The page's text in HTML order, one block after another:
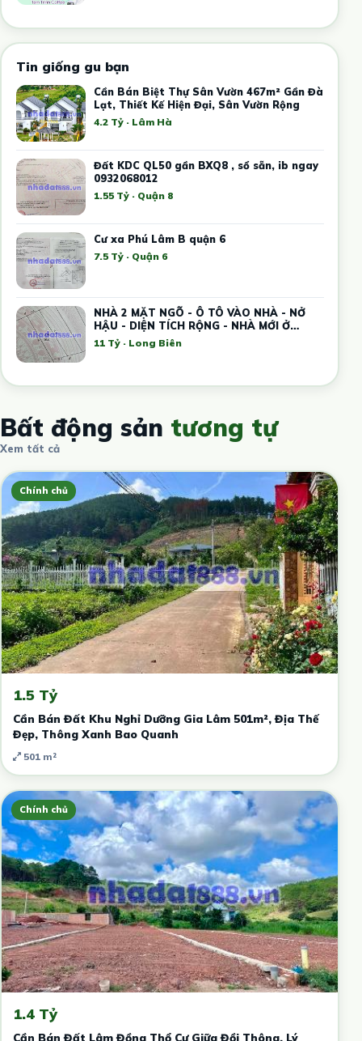
Tin giống gu bạn
Cần Bán Biệt Thự Sân Vườn 467m² Gần Đà
Lạt, Thiết Kế Hiện Đại, Sân Vườn Rộng
4.2 Tỷ · Lâm Hà
Đất KDC QL50 gần BXQ8 , sổ sẵn, ib ngay
0932068012
1.55 Tỷ · Quận 8
Cư xa Phú Lâm B quận 6
7.5 Tỷ · Quận 6
NHÀ 2 MẶT NGÕ - Ô TÔ VÀO NHÀ - NỞ
HẬU - DIỆN TÍCH RỘNG - NHÀ MỚI Ở
SƯỚNG
11 Tỷ · Long Biên
Bất động sản tương tự
Xem tất cả
Chính chủ
1.5 Tỷ
Cần Bán Đất Khu Nghỉ Dưỡng Gia Lâm 501m², Địa Thế
Đẹp, Thông Xanh Bao Quanh
501 m²
Chính chủ
1.4 Tỷ
Cần Bán Đất Lâm Đồng Thổ Cư Giữa Đồi Thông, Lý